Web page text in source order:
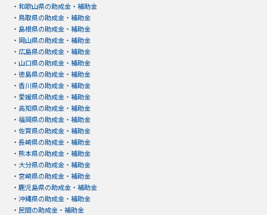
・ 和歌山県の助成金・補助金
・ 鳥取県の助成金・補助金
・ 島根県の助成金・補助金
・ 岡山県の助成金・補助金
・ 広島県の助成金・補助金
・ 山口県の助成金・補助金
・ 徳島県の助成金・補助金
・ 香川県の助成金・補助金
・ 愛媛県の助成金・補助金
・ 高知県の助成金・補助金
・ 福岡県の助成金・補助金
・ 佐賀県の助成金・補助金
・ 長崎県の助成金・補助金
・ 熊本県の助成金・補助金
・ 大分県の助成金・補助金
・ 宮崎県の助成金・補助金
・ 鹿児島県の助成金・補助金
・ 沖縄県の助成金・補助金
・ 民間の助成金・補助金